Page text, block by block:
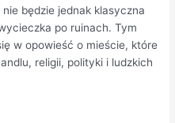
będzie jednak klasyczna
po ruinach. Tym
w opowieść o mieście, które
religii, polityki i ludzkich